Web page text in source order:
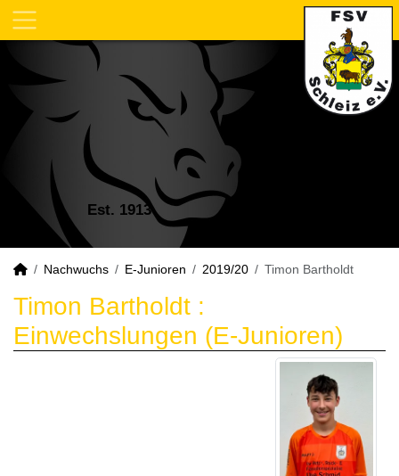
Est. 1913
Nachwuchs E-Junioren 2019/20 Timon Bartholdt
Timon Bartholdt :
Einwechslungen (E-Junioren)